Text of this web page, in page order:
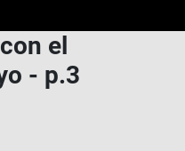
el
- p.3